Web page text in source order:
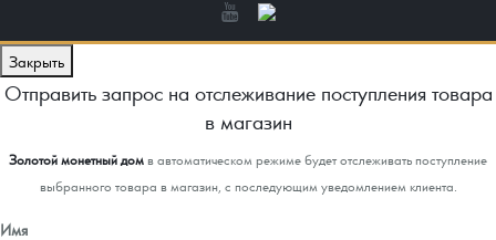
Закрыть
Отправить запрос на отслеживание поступления товара
в магазин
Золотой монетный домв автоматическом режиме будет отслеживать поступление
выбранного товара в магазин, с последующим уведомлением клиента.
Имя